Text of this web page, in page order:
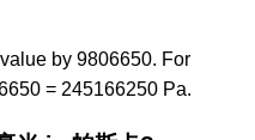
by 9806650. For
= 245166250 Pa.